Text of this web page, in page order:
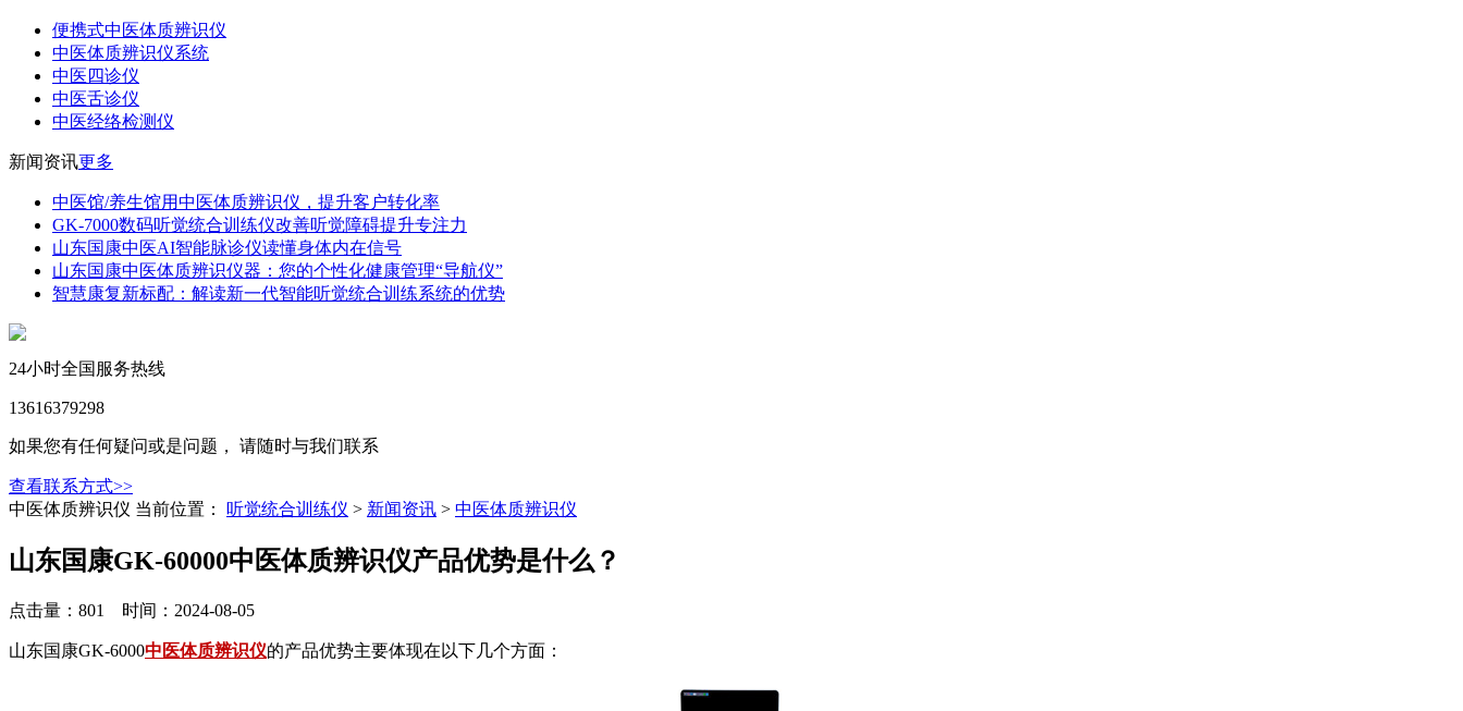
便携式中医体质辨识仪
中医体质辨识仪系统
中医四诊仪
中医舌诊仪
中医经络检测仪
新闻资讯更多
中医馆/养生馆用中医体质辨识仪，提升客户转化率
GK-7000数码听觉统合训练仪改善听觉障碍提升专注力
山东国康中医AI智能脉诊仪读懂身体内在信号
山东国康中医体质辨识仪器：您的个性化健康管理“导航仪”
智慧康复新标配：解读新一代智能听觉统合训练系统的优势
24小时全国服务热线
13616379298
如果您有任何疑问或是问题， 请随时与我们联系
查看联系方式>>
中医体质辨识仪 当前位置： 听觉统合训练仪 > 新闻资讯 > 中医体质辨识仪
山东国康GK-60000中医体质辨识仪产品优势是什么？
点击量：801 时间：2024-08-05
山东国康GK-6000中医体质辨识仪的产品优势主要体现在以下几个方面：